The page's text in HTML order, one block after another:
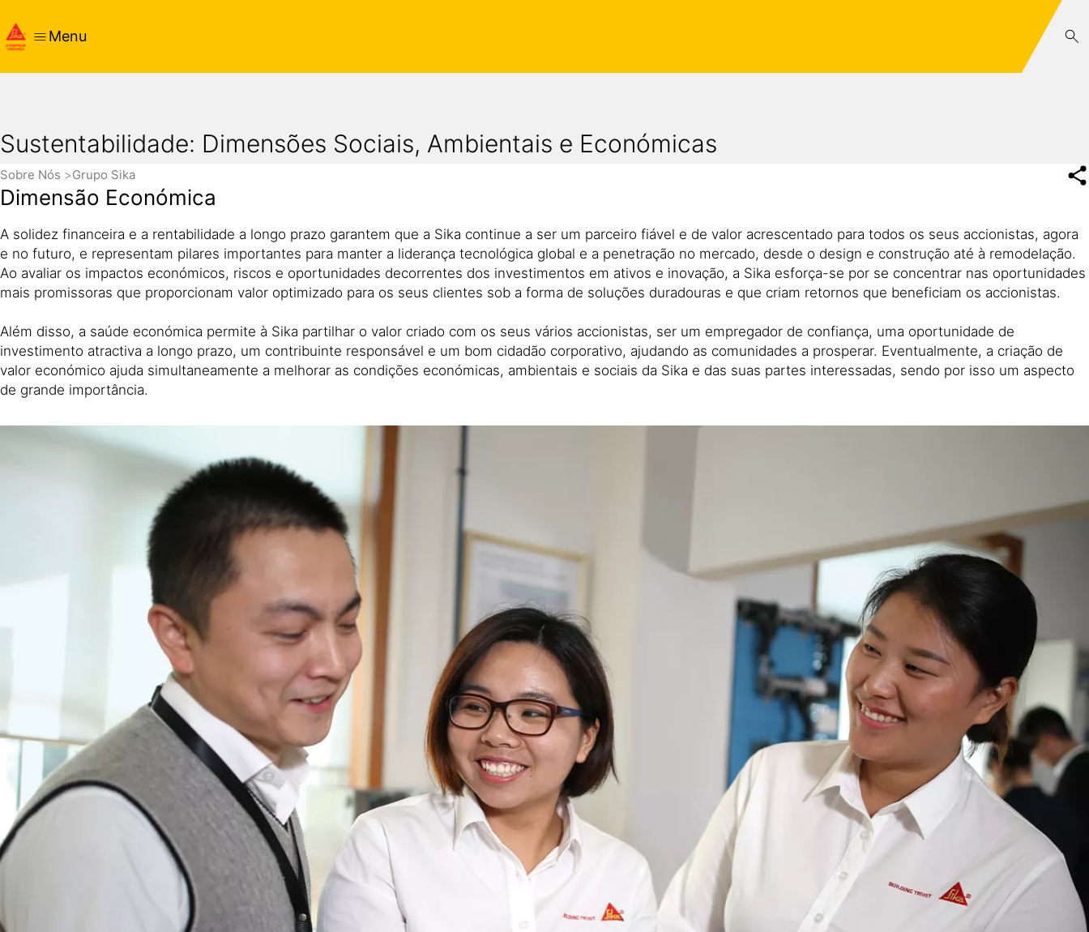
Menu
Sustentabilidade: Dimensões Sociais, Ambientais e Económicas
Sobre Nós Grupo Sika
Dimensão Económica
A solidez financeira e a rentabilidade a longo prazo garantem que a Sika continue a ser um parceiro fiável e de valor acrescentado para todos os seus accionistas, agora
e no futuro, e representam pilares importantes para manter a liderança tecnológica global e a penetração no mercado, desde o design e construção até à remodelação.
Ao avaliar os impactos económicos, riscos e oportunidades decorrentes dos investimentos em ativos e inovação, a Sika esforça-se por se concentrar nas oportunidades
mais promissoras que proporcionam valor optimizado para os seus clientes sob a forma de soluções duradouras e que criam retornos que beneficiam os accionistas.
Além disso, a saúde económica permite à Sika partilhar o valor criado com os seus vários accionistas, ser um empregador de confiança, uma oportunidade de
investimento atractiva a longo prazo, um contribuinte responsável e um bom cidadão corporativo, ajudando as comunidades a prosperar. Eventualmente, a criação de
valor económico ajuda simultaneamente a melhorar as condições económicas, ambientais e sociais da Sika e das suas partes interessadas, sendo por isso um aspecto
de grande importância.